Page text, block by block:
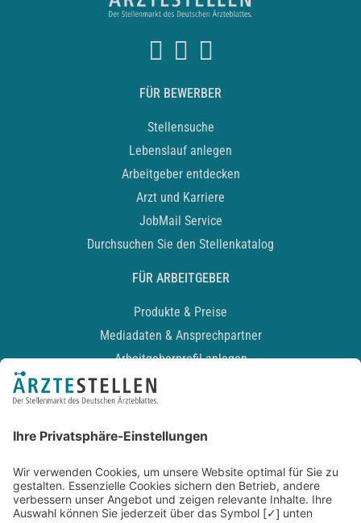
FÜR BEWERBER
Stellensuche
Lebenslauf anlegen
Arbeitgeber entdecken
Arzt und Karriere
JobMail Service
Durchsuchen Sie den Stellenkatalog
FÜR ARBEITGEBER
Produkte & Preise
Mediadaten & Ansprechpartner
Arbeitgeberprofil anlegen
Recruiting-Podcast
Kontakt
Datenschutz